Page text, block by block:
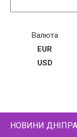
Валюта
EUR
USD
НОВИНИ ДНІПРА